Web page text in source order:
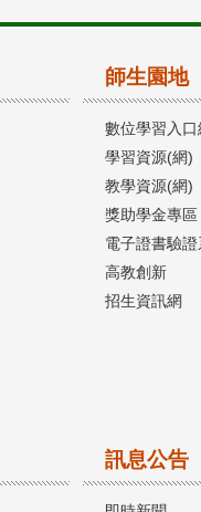
師生園地
數位學習入口
學習資源(網)
教學資源(網)
獎助學金專區
電子證書驗
高教創新
招生資訊網
訊息公告